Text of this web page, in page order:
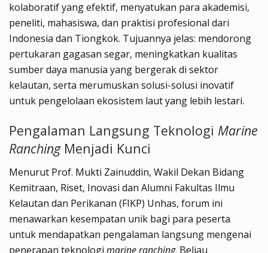
kolaboratif yang efektif, menyatukan para akademisi,
peneliti, mahasiswa, dan praktisi profesional dari
Indonesia dan Tiongkok. Tujuannya jelas: mendorong
pertukaran gagasan segar, meningkatkan kualitas
sumber daya manusia yang bergerak di sektor
kelautan, serta merumuskan solusi-solusi inovatif
untuk pengelolaan ekosistem laut yang lebih lestari.
Pengalaman Langsung Teknologi Marine
RanchingMenjadi Kunci
Menurut Prof. Mukti Zainuddin, Wakil Dekan Bidang
Kemitraan, Riset, Inovasi dan Alumni Fakultas Ilmu
Kelautan dan Perikanan (FIKP) Unhas, forum ini
menawarkan kesempatan unik bagi para peserta
untuk mendapatkan pengalaman langsung mengenai
penerapan teknologi marine ranching. Beliau